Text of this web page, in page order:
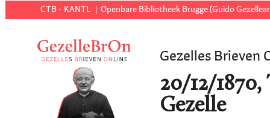
CTB - KANTL Openbare Bibliotheek Brugge (Guido
Gezelles Brieven
20/12/
Gezelle